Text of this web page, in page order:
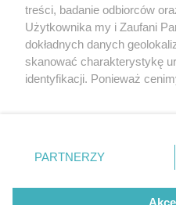
Nie zapomnij
zapoznać się z:
polityką prywatności
Twojemiasto
Piekary Śląskie
Chorzów
Tarnowskie Góry
Gliwice
treści, badanie odbiorców
Użytkownika my i Zaufani
dokładnych danych
skanować charakterystykę
identyfikacji. Ponieważ
prywatności znajdujący się
. Niektóre rodzaje
zgody użytkownika, ale
takiemu przetwarzaniu.
PARTNERZY